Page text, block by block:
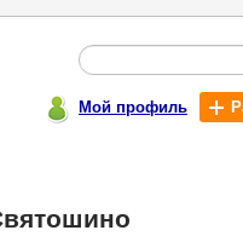
Мой профиль